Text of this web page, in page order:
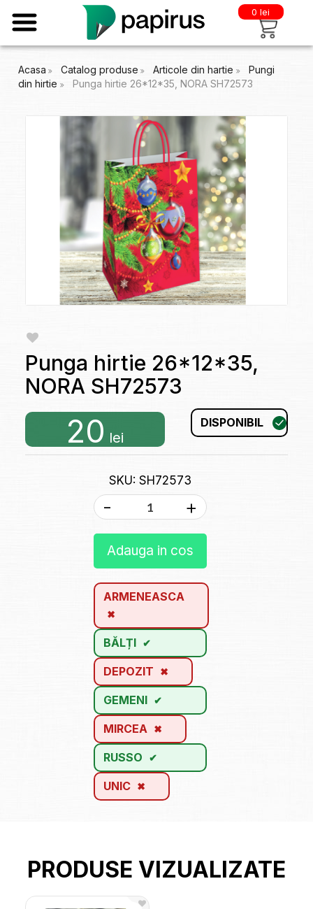
0 lei
Acasa Catalog produse Articole din hartie
Pungi
din hirtie
Punga hirtie 26*12*35, NORA SH72573
Punga hirtie 26*12*35,
NORA SH72573
20 lei
DISPONIBIL
SKU: SH72573
- +
Adauga in cos
ARMENEASCA
BĂLȚI
DEPOZIT
GEMENI
MIRCEA
RUSSO
UNIC
PRODUSE VIZUALIZATE